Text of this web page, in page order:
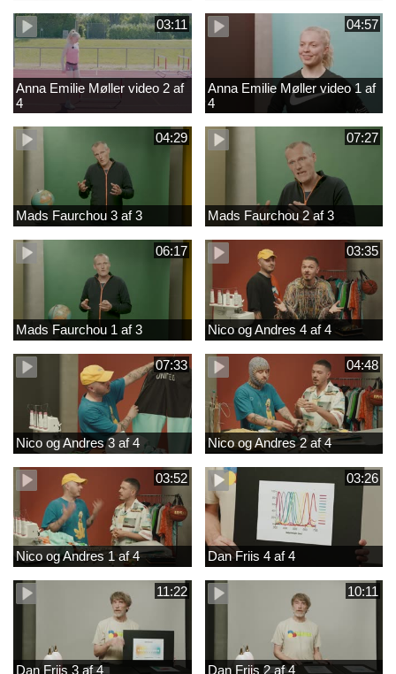
03:11
Anna Emilie Møller video 2 af
4
04:57
Anna Emilie Møller video 1 af
4
04:29
Mads Faurchou 3 af 3
07:27
Mads Faurchou 2 af 3
06:17
Mads Faurchou 1 af 3
03:35
Nico og Andres 4 af 4
07:33
Nico og Andres 3 af 4
04:48
Nico og Andres 2 af 4
03:52
Nico og Andres 1 af 4
03:26
Dan Friis 4 af 4
11:22
Dan Friis 3 af 4
10:11
Dan Friis 2 af 4